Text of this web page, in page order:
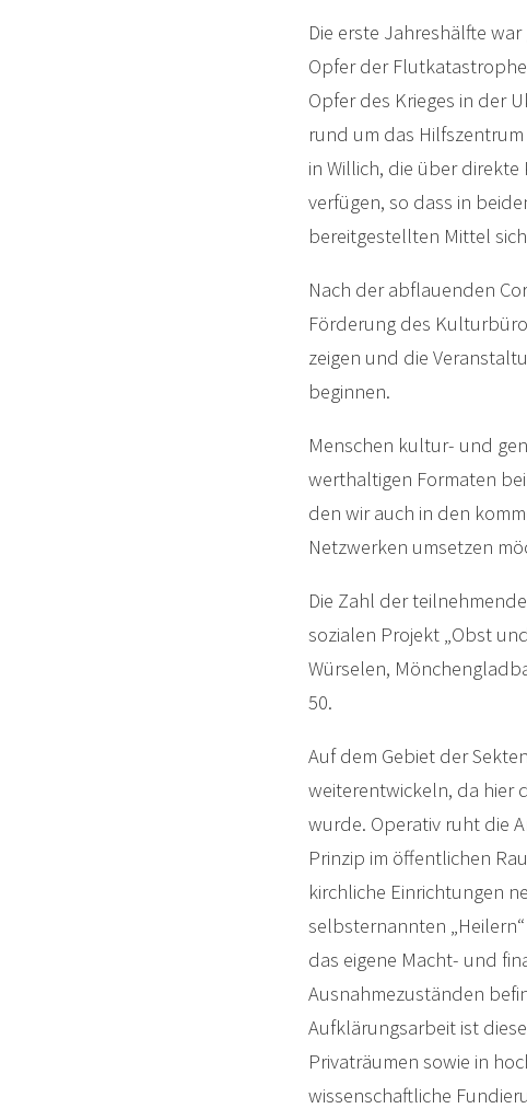
Die erste Jahreshälfte
Opfer der
Opfer des Krieges in der
rund um das
in Willich, die über
verfügen, so dass in
bereitgestellten Mittel
Nach der abflauenden
Förderung des
zeigen und die
beginnen.
Menschen kultur- und
werthaltigen Formaten
den wir auch in den
Netzwerken umsetzen
Die Zahl der
sozialen Projekt „Obst
Würselen,
50.
Auf dem Gebiet der
weiterentwickeln, da hier
wurde. Operativ ruht die
Prinzip im öffentlichen
kirchliche Einrichtungen
selbsternannten
das eigene Macht- und
Ausnahmezuständen
Aufklärungsarbeit ist
Privaträumen sowie in
wissenschaftliche